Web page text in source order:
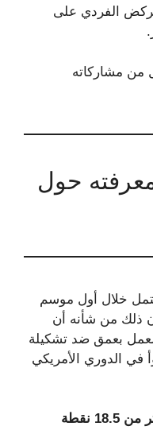
الفردي على
في كل من مشاركاته
حول
خلال أول موسم
ذلك من شأنه أن
بعمق ضد تشكيلة
في الدوري الأمريكي
المسرحية: كام شليتلر يسجل أكثر من 18.5 نقطة